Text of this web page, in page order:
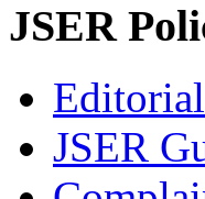
JSER
JSER